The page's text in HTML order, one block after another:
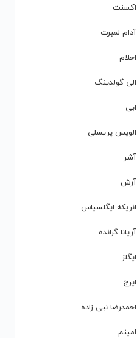
اکسنت
آدام لمبرت
احلام
الی گولدینگ
ابی
الویس پریسلی
آشر
آرش
انریکه ایگلسیاس
آریانا گرانده
ایگلز
ایرج
احمدرضا نبی زاده
امینم